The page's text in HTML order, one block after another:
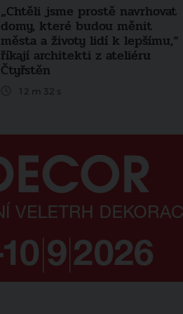
„Chtěli jsme prostě navrhovat
domy, které budou měnit
města a životy lidí k lepšímu,“
říkají architekti z ateliéru
Čtyřstěn
12 m 32 s